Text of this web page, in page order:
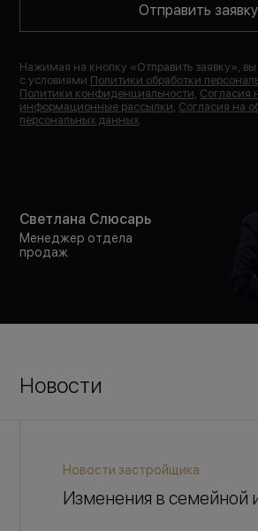
Отправить заявку
Нажимая на кнопку «Отправить заявку»,
с условиями Политики обработки
Политики конфиденциальности Согласия
информационные рассылки Согласия на
персональных данных
Светлана Слюсарь
Менеджер отдела
продаж
Новости
Новости застройщика
Изменения в семейной